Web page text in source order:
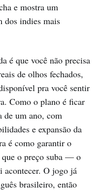
e mostra um
dos indies mais
é que você não precisa
de olhos fechados,
pra você sentir
Como o plano é ficar
de um ano, com
e expansão da
é como garantir o
o preço suba — o
acontecer. O jogo já
brasileiro, então